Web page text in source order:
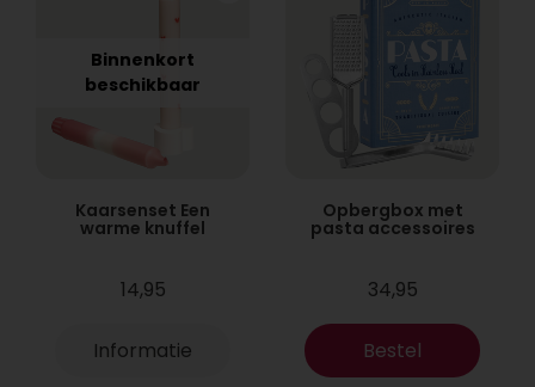
Binnenkort
beschikbaar
Kaarsenset Een
warme knuffel
14,95
Informatie
Opbergbox met
pasta accessoires
34,95
Bestel